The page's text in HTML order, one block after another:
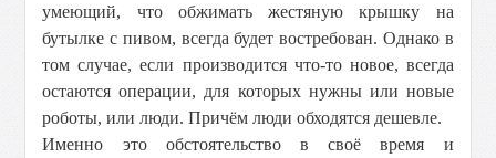
умеющий, что обжимать жестяную крышку на
бутылке с пивом, всегда будет востребован. Однако в
том случае, если производится что-то новое, всегда
остаются операции, для которых нужны или новые
роботы, или люди. Причём люди обходятся дешевле.
Именно это обстоятельство в своё время и